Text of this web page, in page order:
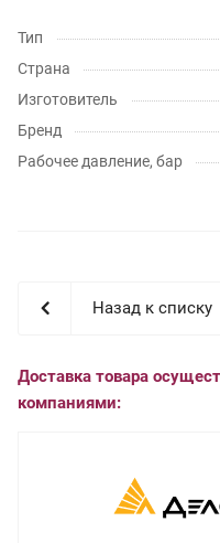
Тип
Страна
Изготовитель
Бренд
Рабочее давление, бар
Назад к списку
Доставка товара
компаниями: